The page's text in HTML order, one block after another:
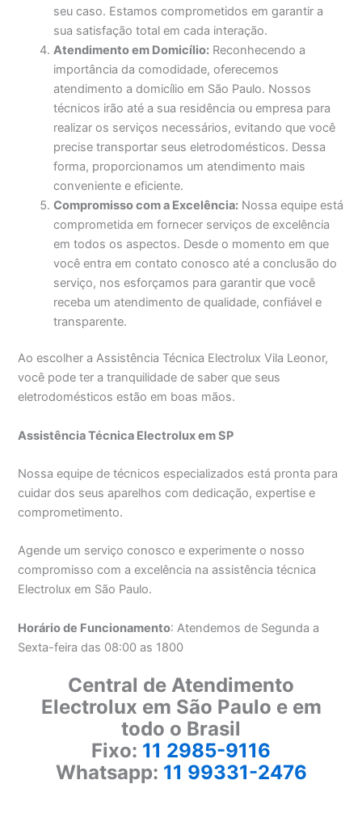
seu caso. Estamos comprometidos em garantir a
sua satisfação total em cada interação.
Atendimento em Domicílio: Reconhecendo a
importância da comodidade, oferecemos
atendimento a domicílio em São Paulo. Nossos
técnicos irão até a sua residência ou empresa para
realizar os serviços necessários, evitando que você
precise transportar seus eletrodomésticos. Dessa
forma, proporcionamos um atendimento mais
conveniente e eficiente.
Compromisso com a Excelência: Nossa equipe está
comprometida em fornecer serviços de excelência
em todos os aspectos. Desde o momento em que
você entra em contato conosco até a conclusão do
serviço, nos esforçamos para garantir que você
receba um atendimento de qualidade, confiável e
transparente.
Ao escolher a Assistência Técnica Electrolux Vila Leonor,
você pode ter a tranquilidade de saber que seus
eletrodomésticos estão em boas mãos.
Assistência Técnica Electrolux em SP
Nossa equipe de técnicos especializados está pronta para
cuidar dos seus aparelhos com dedicação, expertise e
comprometimento.
Agende um serviço conosco e experimente o nosso
compromisso com a excelência na assistência técnica
Electrolux em São Paulo.
Horário de Funcionamento: Atendemos de Segunda a
Sexta-feira das 08:00 as 1800
Central de Atendimento
Electrolux em São Paulo e em
todo o Brasil
Fixo: 11 2985-9116
Whatsapp: 11 99331-2476